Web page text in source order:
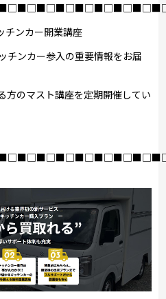
ンカー開業講座
チンカー参入の重要情報をお届
方のマスト講座を定期開催してい